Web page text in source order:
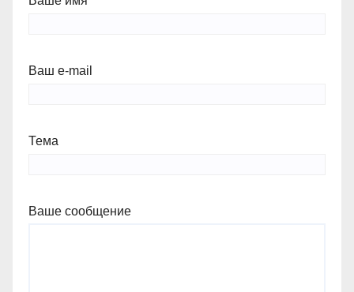
Ваш e-mail
Тема
Ваше сообщение